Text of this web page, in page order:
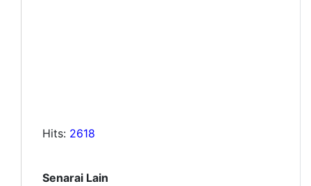
Hits: 2618
Senarai Lain